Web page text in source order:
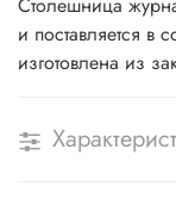
Столешница
и поставляется
изготовлена из